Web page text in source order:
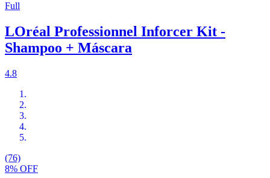
Full
LOréal Professionnel Inforcer Kit -
Shampoo + Máscara
4.8
(76)
8% OFF